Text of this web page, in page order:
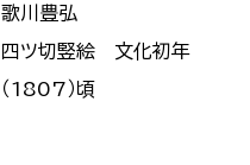
歌川豊弘
四ツ切竪絵 文化初年
（1807）頃